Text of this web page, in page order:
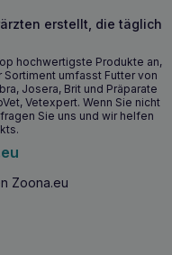
Erhalt der
optimalen
anhaltendes
und Fell durch
Energie, da es eine
Pure Filets
erstellt, die täglich
hochwertigste Produkte an,
umfasst Futter von
Josera, Brit und Präparate
Vetexpert. Wenn Sie nicht
Sie uns und wir helfen
Zoona.eu